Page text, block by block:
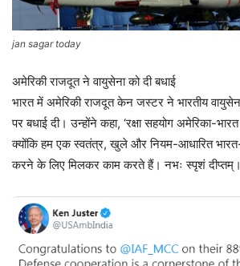
jan sagar today
अमेरिकी राजदूत ने वायुसेना को दी बधाई
भारत में अमेरिकी राजदूत केन जस्टर ने भारतीय
पर बधाई दी। उन्होंने कहा, ‘रक्षा सहयोग अमेरिका-
क्योंकि हम एक स्वतंत्र, खुले और नियम-आधारित भारत-
करने के लिए मिलकर काम करते हैं। नभः स्पृशं